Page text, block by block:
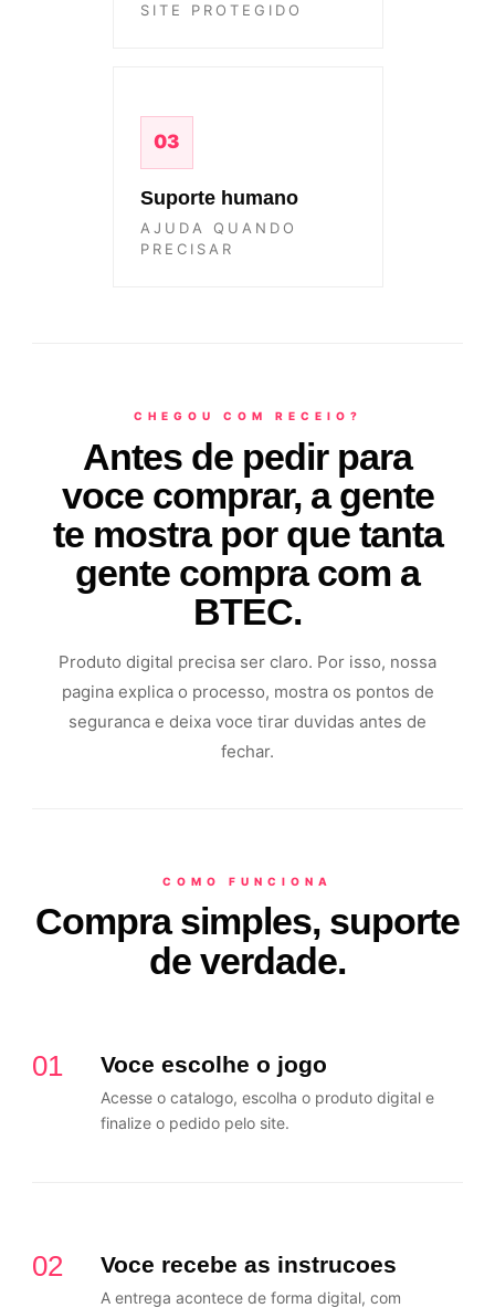
SITE PROTEGIDO
03
Suporte humano
AJUDA QUANDO
PRECISAR
CHEGOU COM RECEIO?
Antes de pedir para
voce comprar, a gente
te mostra por que tanta
gente compra com a
BTEC.
Produto digital precisa ser claro. Por isso, nossa
pagina explica o processo, mostra os pontos de
seguranca e deixa voce tirar duvidas antes de
fechar.
COMO FUNCIONA
Compra simples, suporte
de verdade.
01 Voce escolhe o jogo
Acesse o catalogo, escolha o produto digital e
finalize o pedido pelo site.
02 Voce recebe as instrucoes
A entrega acontece de forma digital, com